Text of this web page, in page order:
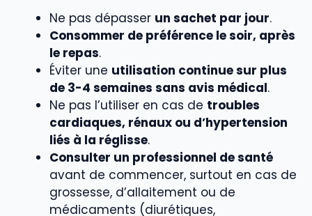
Ne pas dépasser un sachet par jour.
Consommer de préférence le soir, après
le repas.
Éviter une utilisation continue sur plus
de 3-4 semaines sans avis médical.
Ne pas l’utiliser en cas de troubles
cardiaques, rénaux ou d’hypertension
liés à la réglisse.
Consulter un professionnel de santé
avant de commencer, surtout en cas de
grossesse, d’allaitement ou de
médicaments (diurétiques,